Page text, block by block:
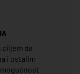
ciljem da
i ostalim